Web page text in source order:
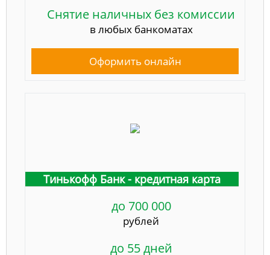
Снятие наличных без комиссии
в любых банкоматах
Оформить онлайн
Тинькофф Банк - кредитная карта
до 700 000
рублей
до 55 дней